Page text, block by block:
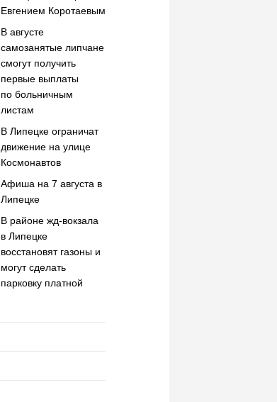
Евгением Коротаевым
В августе
самозанятые липчане
смогут получить
первые выплаты
по больничным
листам
В Липецке ограничат
движение на улице
Космонавтов
Афиша на 7 августа в
Липецке
В районе жд-вокзала
в Липецке
восстановят газоны и
могут сделать
парковку платной